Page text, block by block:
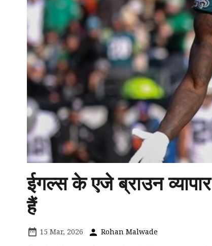
ईगल्स के एजे ब्राउन
हैं
15 Mar, 2026 Rohan Malwade